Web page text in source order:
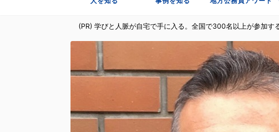
(PR) 学びと人脈が自宅で手に入る。全国で300名以上が参加す